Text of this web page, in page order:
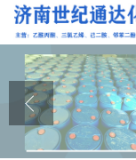
公司首页
公司介绍
公司动态